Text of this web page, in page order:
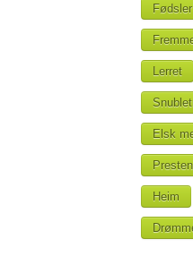
Fødsler
Lerret
Elsk
Heim